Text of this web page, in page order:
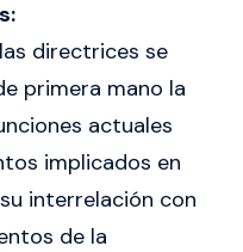
directrices se
primera mano la
actuales
implicados en
interrelación con
de la